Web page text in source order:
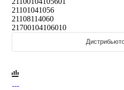
21101041056
21108114060
21700104106010